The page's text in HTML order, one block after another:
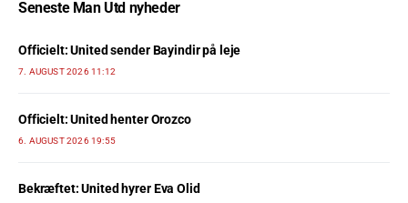
Seneste Man Utd nyheder
Officielt: United sender Bayindir på leje
7. AUGUST 2026 11:12
Officielt: United henter Orozco
6. AUGUST 2026 19:55
Bekræftet: United hyrer Eva Olid